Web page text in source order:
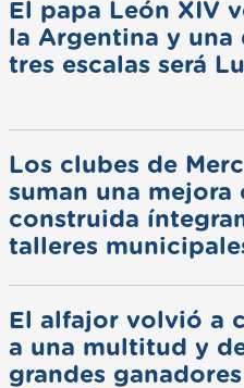
El papa León XIV
la Argentina y una
tres escalas será
Los clubes de
suman una mejora
construida
talleres
El alfajor volvió a
a una multitud y
grandes